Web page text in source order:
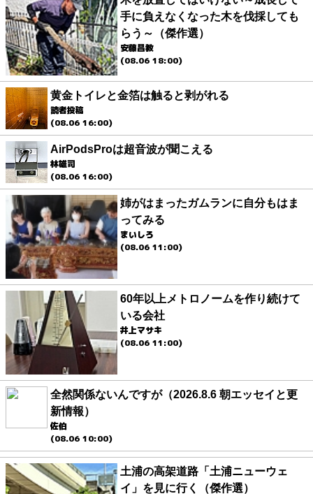
手に負えなくなった木を伐採しても
らう～（傑作選）
安藤昌教
(08.06 18:00)
黄金トイレと金箔は触ると剥がれる
読者投稿
(08.06 16:00)
AirPodsProは超音波が聞こえる
林雄司
(08.06 16:00)
姉がはまったガムランに自分もはま
ってみる
まいしろ
(08.06 11:00)
60年以上メトロノームを作り続けて
いる会社
井上マサキ
(08.06 11:00)
全然関係ないんですが（2026.8.6 朝エッセイと更
新情報）
佐伯
(08.06 10:00)
土浦の高架道路「土浦ニューウェ
イ」を見に行く（傑作選）